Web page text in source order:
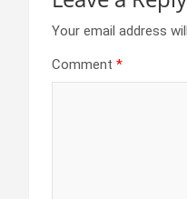
Your email address
Comment *